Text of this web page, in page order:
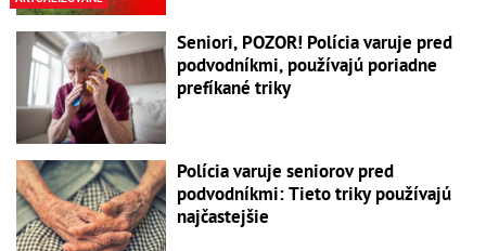
Seniori, POZOR! Polícia varuje pred
podvodníkmi, používajú poriadne
prefíkané triky
Polícia varuje seniorov pred
podvodníkmi: Tieto triky používajú
najčastejšie